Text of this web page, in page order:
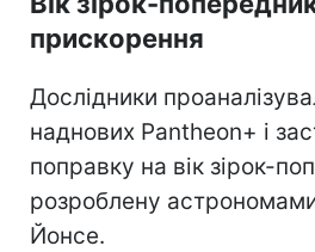
прискорення
Дослідники
наднових Pantheon+ і
поправку на вік зірок-
розроблену
Йонсе.